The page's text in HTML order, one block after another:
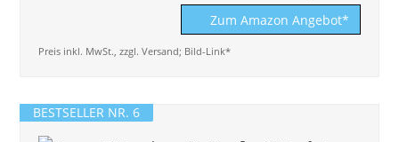
Zum Amazon Angebot*
Preis inkl. MwSt., zzgl. Versand; Bild-Link*
BESTSELLER NR. 6